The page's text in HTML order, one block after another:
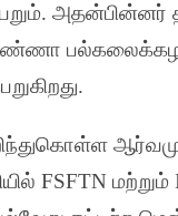
. அதன்பின்னர்
.
FSFTN மற்றும்